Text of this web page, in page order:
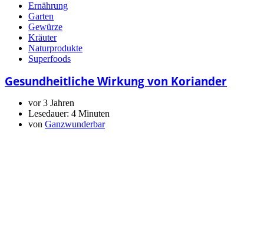
Ernährung
Garten
Gewürze
Kräuter
Naturprodukte
Superfoods
Gesundheitliche Wirkung von Koriander
vor 3 Jahren
Lesedauer: 4 Minuten
von Ganzwunderbar